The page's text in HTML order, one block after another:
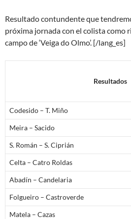
Resultado contundente que
próxima jornada con el colista como
campo de ‘Veiga do Olmo’. [/lang_es]
Resultados
Codesido – T. Miño
Meira – Sacido
S. Román – S. Ciprián
Celta – Catro Roldas
Abadín – Candelaria
Folgueiro – Castroverde
Matela – Cazas